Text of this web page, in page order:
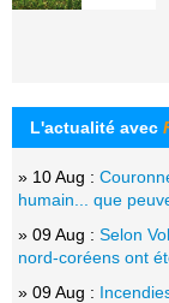
L'actualité avec
» 10 Aug :
humain... que
» 09 Aug : Selon
nord-coréens ont
» 09 Aug :